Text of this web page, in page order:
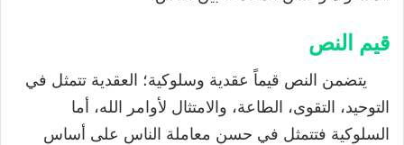
قيم النص
يتضمن النص قيماً عقدية وسلوكية؛ العقدية تتمثل في
التوحيد، التقوى، الطاعة، والامتثال لأوامر الله، أما
السلوكية فتتمثل في حسن معاملة الناس على أساس